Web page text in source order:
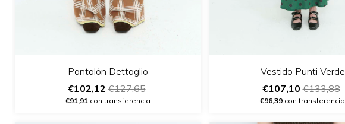
Pantalón Dettaglio
€102,12€127,65
€91,91 con transferencia
Vestido Punti Verde
€107,10€133,88
€96,39 con transferencia